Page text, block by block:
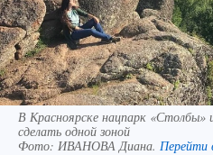
В Красноярске нацпарк «Столбы»
сделать одной зоной
Фото: ИВАНОВА Диана.